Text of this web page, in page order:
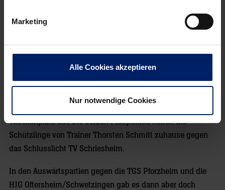
Marketing
Alle Cookies akzeptieren
Nur notwendige Cookies
C1 in Weinheim
Tabellenführer der Badenliga am Samstag (17.45 Uhr)
ebenfalls auswärts gefordert. Die C1 der Junglöwen trifft in
der Sporthalle in Weinheim auf die HSG
Tabellenplatz ein. Die beiden Pluspunkte holten die
Schützlinge von Trainer Thorsten Schmitt zuhause gegen
das Schlusslicht TV Schriesheim.
In den Auswärtspartien gegen die TGS Pforzheim und die
HJG Oftersheim/Schwetzingen gab es dann aber doch